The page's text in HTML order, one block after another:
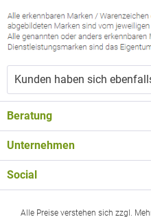
Kunden haben sich
Beratung
Unternehmen
Social
Alle Preise verstehen sich zzgl.